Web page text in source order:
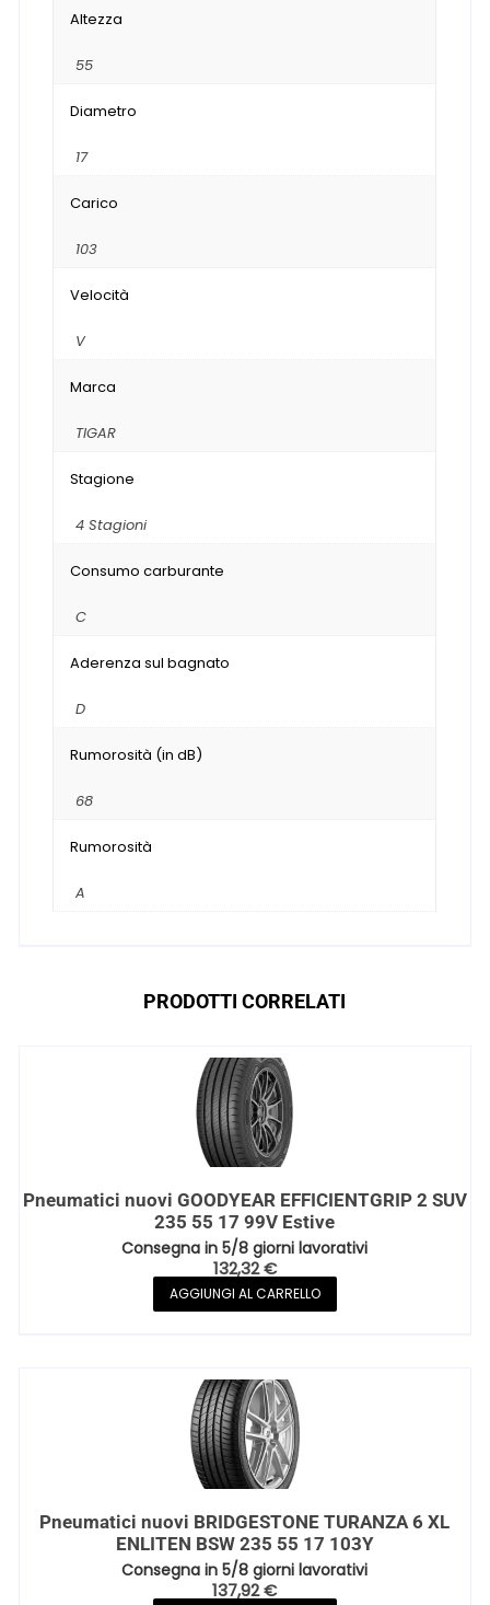
Altezza
55
Diametro
17
Carico
103
Velocità
V
Marca
TIGAR
Stagione
4 Stagioni
Consumo carburante
C
Aderenza sul bagnato
D
Rumorosità (in dB)
68
Rumorosità
A
PRODOTTI CORRELATI
Pneumatici nuovi GOODYEAR EFFICIENTGRIP 2 SUV
235 55 17 99V Estive
Consegna in 5/8 giorni lavorativi
132,32€
AGGIUNGI AL CARRELLO
Pneumatici nuovi BRIDGESTONE TURANZA 6 XL
ENLITEN BSW 235 55 17 103Y
Consegna in 5/8 giorni lavorativi
137,92€